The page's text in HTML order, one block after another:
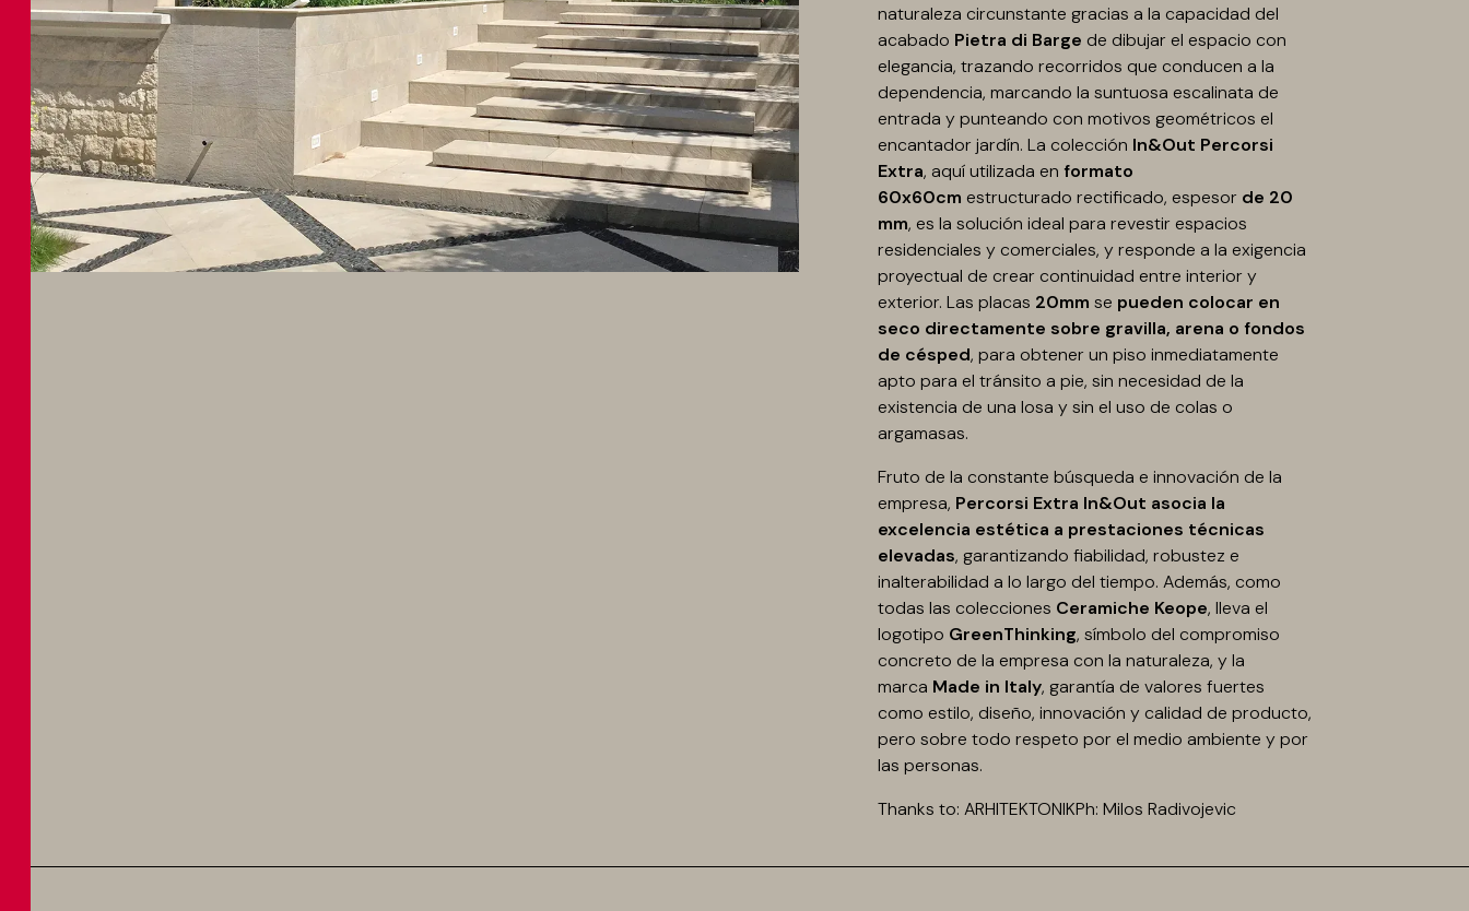
naturaleza circunstante gracias a la capacidad del
acabado Pietra di Barge de dibujar el espacio con
elegancia, trazando recorridos que conducen a la
dependencia, marcando la suntuosa escalinata de
entrada y punteando con motivos geométricos el
encantador jardín. La colección In&Out Percorsi
Extra, aquí utilizada en formato
60x60cm estructurado rectificado, espesor de 20
mm, es la solución ideal para revestir espacios
residenciales y comerciales, y responde a la exigencia
proyectual de crear continuidad entre interior y
exterior. Las placas 20mm se pueden colocar en
seco directamente sobre gravilla, arena o fondos
de césped, para obtener un piso inmediatamente
apto para el tránsito a pie, sin necesidad de la
existencia de una losa y sin el uso de colas o
argamasas.
Fruto de la constante búsqueda e innovación de la
empresa, Percorsi Extra In&Out asocia la
excelencia estética a prestaciones técnicas
elevadas, garantizando fiabilidad, robustez e
inalterabilidad a lo largo del tiempo. Además, como
todas las colecciones Ceramiche Keope, lleva el
logotipo GreenThinking, símbolo del compromiso
concreto de la empresa con la naturaleza, y la
marca Made in Italy, garantía de valores fuertes
como estilo, diseño, innovación y calidad de producto,
pero sobre todo respeto por el medio ambiente y por
las personas.
Thanks to: ARHITEKTONIKPh: Milos Radivojevic